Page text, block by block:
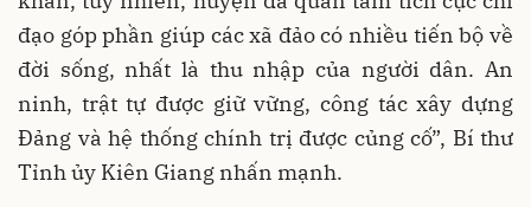
đạo góp phần giúp các xã đảo có nhiều tiến bộ về
đời sống, nhất là thu nhập của người dân. An
ninh, trật tự được giữ vững, công tác xây dựng
Đảng và hệ thống chính trị được củng cố”, Bí thư
Tỉnh ủy Kiên Giang nhấn mạnh.